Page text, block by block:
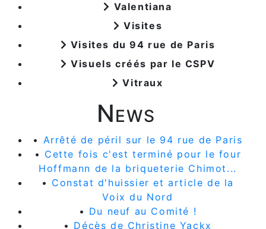
Valentiana
Visites
Visites du 94 rue de Paris
Visuels créés par le CSPV
Vitraux
News
• Arrêté de péril sur le 94 rue de Paris
• Cette fois c'est terminé pour le four
Hoffmann de la briqueterie Chimot...
• Constat d'huissier et article de la
Voix du Nord
• Du neuf au Comité !
• Décès de Christine Yackx